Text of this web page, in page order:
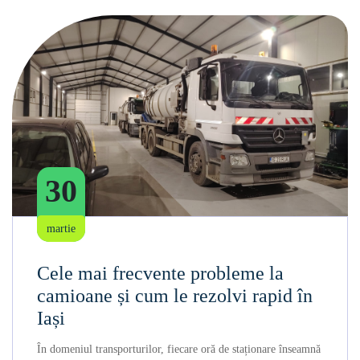
30
martie
Cele mai frecvente probleme la
camioane și cum le rezolvi rapid în
Iași
În domeniul transporturilor, fiecare oră de staționare înseamnă